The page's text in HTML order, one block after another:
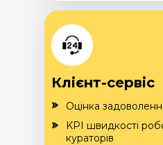
Клієнт-сервіс
Оцінка
KPI швидкості
кураторів